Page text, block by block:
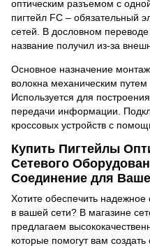
оптическим разъемом с
пигтейл FC – обязательный
сетей. В дословном переводе
название получил из-за
Основное назначение
волокна механическим
Используется для
передачи информации.
кроссовых устройств с
Купить Пигтейлы
Сетевого
Соединение для
Хотите обеспечить надежное
в вашей сети? В магазине
предлагаем
которые помогут вам